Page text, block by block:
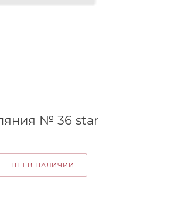
№ 36 star
НЕТ В НАЛИЧИИ